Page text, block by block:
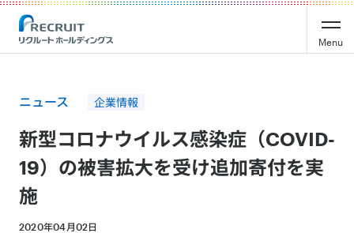
Recruit Holdings
Menu
ニュース 企業情報
新型コロナウイルス感染症（COVID-
19）の被害拡大を受け追加寄付を実
施
2020年04月02日